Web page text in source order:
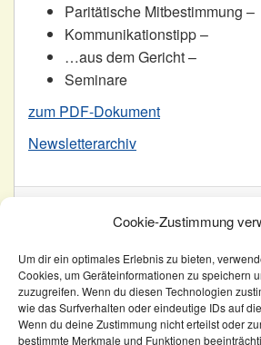
Cookie-Zustimmung
Um dir ein optimales Erlebnis zu bieten,
Cookies, um Geräteinformationen zu speichern
zuzugreifen. Wenn du diesen Technologien
wie das Surfverhalten oder eindeutige IDs auf
Wenn du deine Zustimmung nicht erteilst oder
bestimmte Merkmale und Funktionen
Paritätische Mitbestimmung –
Kommunikationstipp –
…aus dem Gericht –
Seminare
zum PDF-Dokument
Newsletterarchiv
KomSem
Archiv